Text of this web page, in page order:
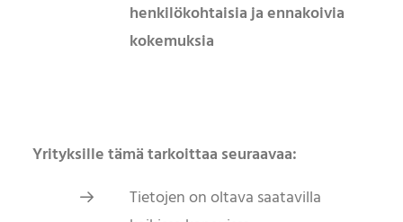
henkilökohtaisia ja ennakoivia
kokemuksia
Yrityksille tämä tarkoittaa seuraavaa:
Tietojen on oltava saatavilla